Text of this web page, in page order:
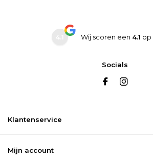
Wij scoren een 4.1 op
Socials
Klantenservice
Mijn account